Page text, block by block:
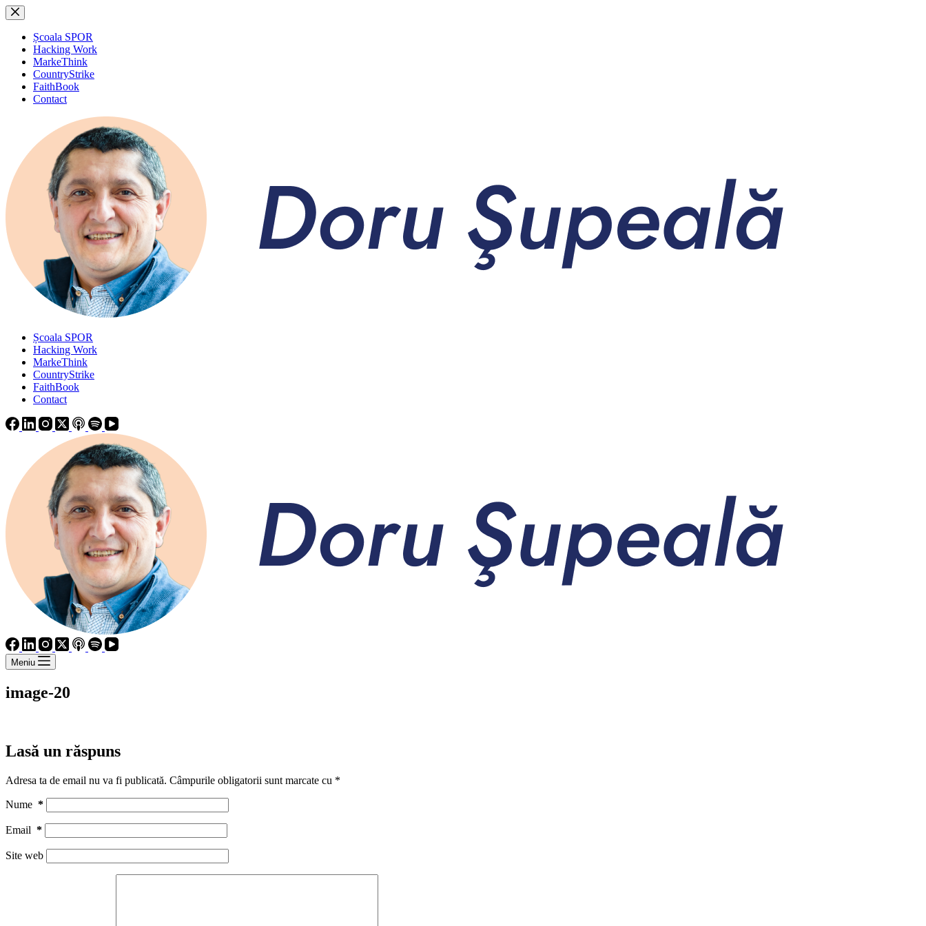
Sari
la
conținutȘcoala SPOR
Hacking Work
MarkeThink
CountryStrike
FaithBook
Contact
Școala SPOR
Hacking Work
MarkeThink
CountryStrike
FaithBook
Contact
Meniu
image-20
Lasă un răspuns
Adresa ta de email nu va fi publicată. Câmpurile obligatorii sunt marcate cu *
Nume *
Email *
Site web